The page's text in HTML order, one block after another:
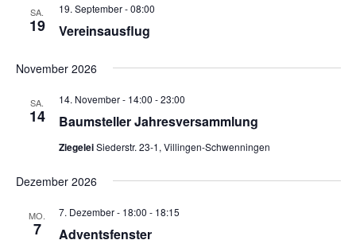
SA.
19 Vereinsausflug
19. September - 08:00
November 2026
SA.
14 Baumsteller Jahresversammlung
14. November - 14:00 -23:00
ZiegeleiSiederstr. 23-1, Villingen-Schwenningen
Dezember 2026
MO.
7 Adventsfenster
7. Dezember - 18:00 - 18:15